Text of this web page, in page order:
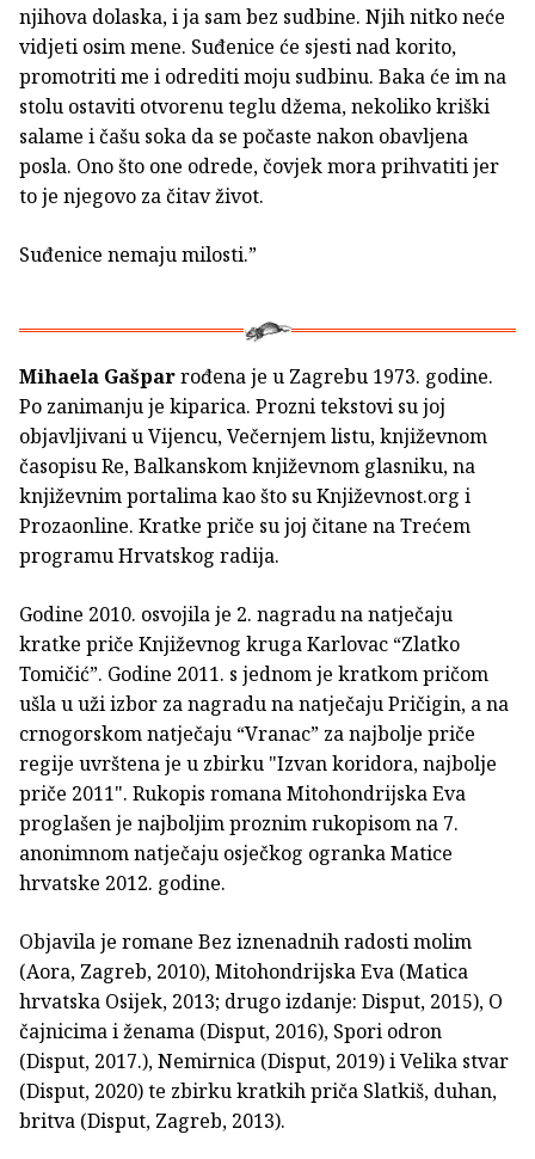
njihova dolaska, i ja sam bez sudbine. Njih nitko neće
vidjeti osim mene. Suđenice će sjesti nad korito,
promotriti me i odrediti moju sudbinu. Baka će im na
stolu ostaviti otvorenu teglu džema, nekoliko kriški
salame i čašu soka da se počaste nakon obavljena
posla. Ono što one odrede, čovjek mora prihvatiti jer
to je njegovo za čitav život.
Suđenice nemaju milosti.”
Mihaela Gašparrođena je u Zagrebu 1973. godine.
Po zanimanju je kiparica. Prozni tekstovi su joj
objavljivani u Vijencu, Večernjem listu, književnom
časopisu Re, Balkanskom književnom glasniku, na
književnim portalima kao što su Književnost.org i
Prozaonline. Kratke priče su joj čitane na Trećem
programu Hrvatskog radija.
Godine 2010. osvojila je 2. nagradu na natječaju
kratke priče Književnog kruga Karlovac “Zlatko
Tomičić”. Godine 2011. s jednom je kratkom pričom
ušla u uži izbor za nagradu na natječaju Pričigin, a na
crnogorskom natječaju “Vranac” za najbolje priče
regije uvrštena je u zbirku "Izvan koridora, najbolje
priče 2011". Rukopis romana Mitohondrijska Eva
proglašen je najboljim proznim rukopisom na 7.
anonimnom natječaju osječkog ogranka Matice
hrvatske 2012. godine.
Objavila je romane Bez iznenadnih radosti molim
(Aora, Zagreb, 2010), Mitohondrijska Eva (Matica
hrvatska Osijek, 2013; drugo izdanje: Disput, 2015), O
čajnicima i ženama (Disput, 2016), Spori odron
(Disput, 2017.), Nemirnica (Disput, 2019) i Velika stvar
(Disput, 2020) te zbirku kratkih priča Slatkiš, duhan,
britva (Disput, Zagreb, 2013).